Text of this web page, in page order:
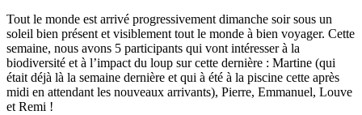
Tout le monde est arrivé progressivement dimanche soir sous un
soleil bien présent et visiblement tout le monde à bien voyager. Cette
semaine, nous avons 5 participants qui vont intéresser à la
biodiversité et à l’impact du loup sur cette dernière : Martine (qui
était déjà là la semaine dernière et qui à été à la piscine cette après
midi en attendant les nouveaux arrivants), Pierre, Emmanuel, Louve
et Remi !